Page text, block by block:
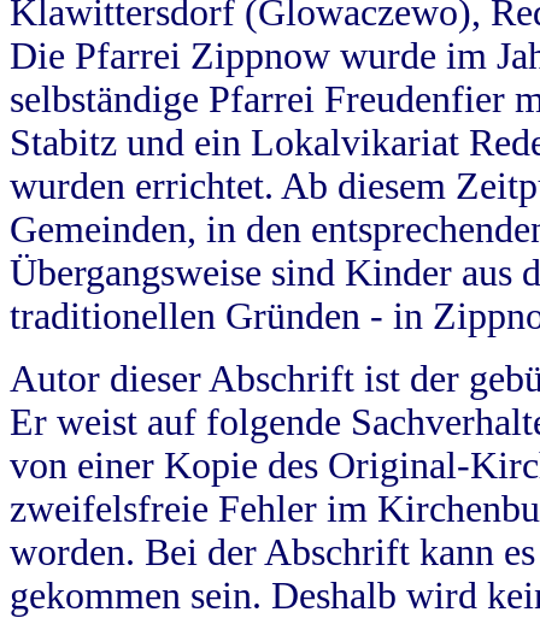
Klawittersdorf (Glowaczewo),
Die Pfarrei Zippnow wurde im
selbständige Pfarrei Freudenfier
Stabitz und ein Lokalvikariat
wurden errichtet. Ab diesem
Gemeinden, in den
Übergangsweise sind Kinder aus
traditionellen Gründen - in
Autor dieser Abschrift ist der
Er weist auf folgende
von einer Kopie des Original-
zweifelsfreie Fehler im
worden. Bei der Abschrift kann
gekommen sein. Deshalb wird